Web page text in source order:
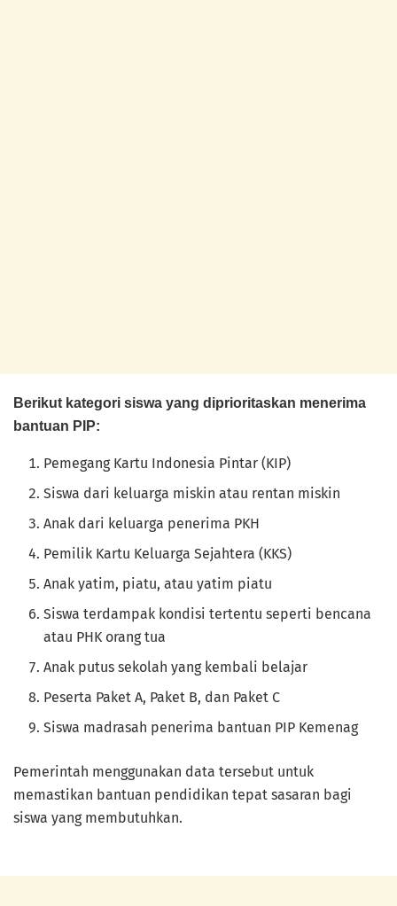
Berikut kategori siswa yang diprioritaskan menerima
bantuan PIP:
Pemegang Kartu Indonesia Pintar (KIP)
Siswa dari keluarga miskin atau rentan miskin
Anak dari keluarga penerima PKH
Pemilik Kartu Keluarga Sejahtera (KKS)
Anak yatim, piatu, atau yatim piatu
Siswa terdampak kondisi tertentu seperti bencana
atau PHK orang tua
Anak putus sekolah yang kembali belajar
Peserta Paket A, Paket B, dan Paket C
Siswa madrasah penerima bantuan PIP Kemenag
Pemerintah menggunakan data tersebut untuk
memastikan bantuan pendidikan tepat sasaran bagi
siswa yang membutuhkan.